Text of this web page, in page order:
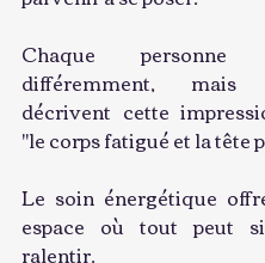
Chaque
différemment, mais
décrivent cette
"le corps fatigué et la tête
Le soin énergétique
espace où tout peut
ralentir.